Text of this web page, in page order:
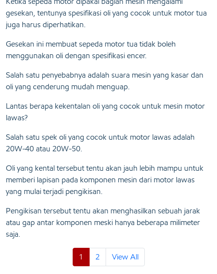
gesekan, tentunya spesifikasi oli yang cocok untuk motor tua
juga harus diperhatikan.
Gesekan ini membuat sepeda motor tua tidak boleh
menggunakan oli dengan spesifikasi encer.
Salah satu penyebabnya adalah suara mesin yang kasar dan
oli yang cenderung mudah menguap.
Lantas berapa kekentalan oli yang cocok untuk mesin motor
lawas?
Salah satu spek oli yang cocok untuk motor lawas adalah
20W-40 atau 20W-50.
Oli yang kental tersebut tentu akan jauh lebih mampu untuk
memberi lapisan pada komponen mesin dari motor lawas
yang mulai terjadi pengikisan.
Pengikisan tersebut tentu akan menghasilkan sebuah jarak
atau gap antar komponen meski hanya beberapa milimeter
saja.
1 2 View All